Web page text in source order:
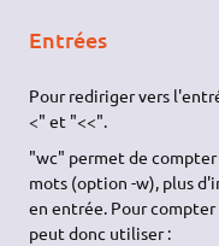
Entrées
Pour rediriger vers
<" et "<<".
"wc" permet de compter
mots (option -w), plus
en entrée. Pour compter
peut donc utiliser :